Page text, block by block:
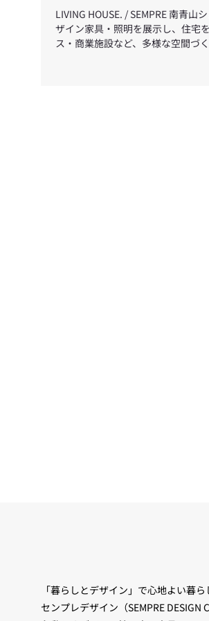
LIVING HOUSE. / SEMPRE 南青山
ザイン家具・照明を展示し、住宅
ス・商業施設など、多様な空間づ
「暮らしとデザイン」で心地よい暮
センプレデザイン（SEMPRE